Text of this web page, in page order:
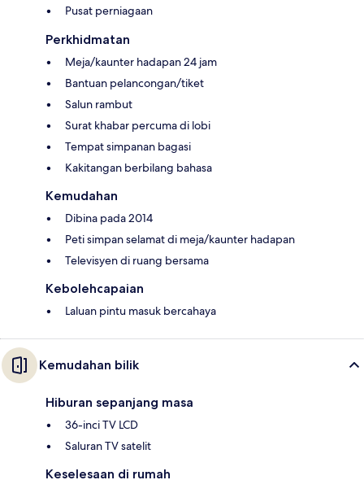
Pusat perniagaan
Perkhidmatan
Meja/kaunter hadapan 24 jam
Bantuan pelancongan/tiket
Salun rambut
Surat khabar percuma di lobi
Tempat simpanan bagasi
Kakitangan berbilang bahasa
Kemudahan
Dibina pada 2014
Peti simpan selamat di meja/kaunter hadapan
Televisyen di ruang bersama
Kebolehcapaian
Laluan pintu masuk bercahaya
Kemudahan bilik
Hiburan sepanjang masa
36-inci TV LCD
Saluran TV satelit
Keselesaan di rumah